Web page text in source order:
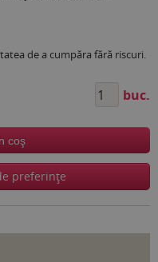
de a cumpăra fără riscuri.
buc.
coş
preferinţe